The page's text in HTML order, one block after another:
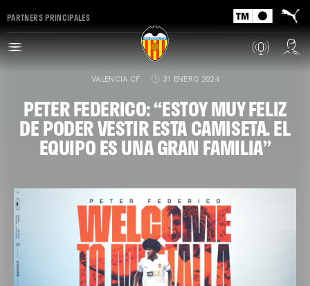
PARTNERS PRINCIPALES
VALENCIA CF 31 ENERO 2024
PETER FEDERICO: “ESTOY MUY FELIZ
DE PODER VESTIR ESTA CAMISETA. EL
EQUIPO ES UNA GRAN FAMILIA”